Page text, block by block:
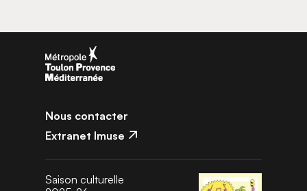
Nous contacter
Extranet Imuse
Saison culturelle